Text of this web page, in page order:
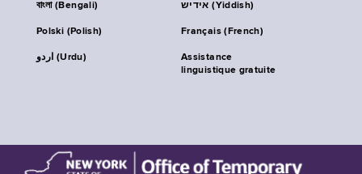
বাংলা (Bengali) אידיש (Yiddish)
Polski (Polish) Français (French)
اردو (Urdu)
Assistance
linguistique gratuite